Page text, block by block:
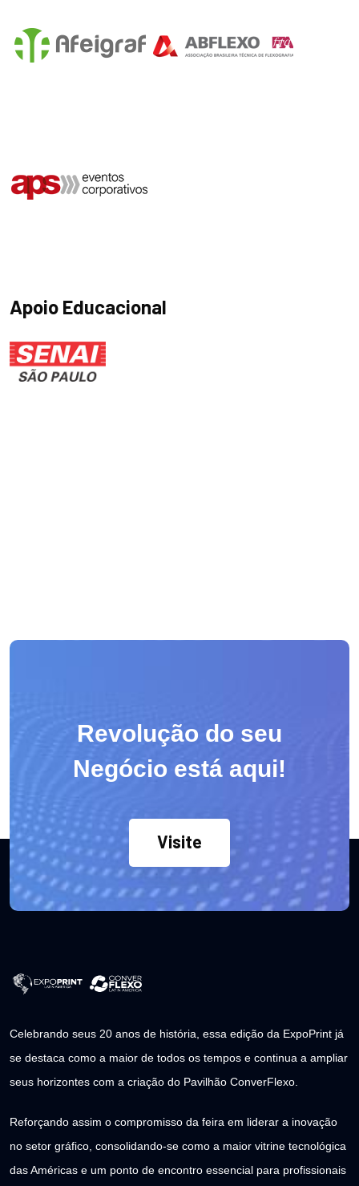
Apoio Educacional
Revolução do seu
Negócio está aqui!
Visite
Celebrando seus 20 anos de história, essa edição da ExpoPrint já
se destaca como a maior de todos os tempos e continua a ampliar
seus horizontes com a criação do Pavilhão ConverFlexo.
Reforçando assim o compromisso da feira em liderar a inovação
no setor gráfico, consolidando-se como a maior vitrine tecnológica
das Américas e um ponto de encontro essencial para profissionais